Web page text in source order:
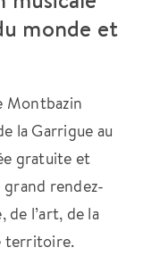
monde et
Montbazin
la Garrigue au
gratuite et
rendez-
de l’art, de la
territoire.